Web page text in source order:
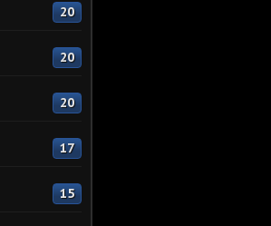
20
20
20
17
15